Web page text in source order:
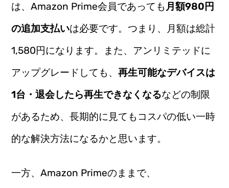
は、Amazon Prime会員であっても 月額980円
の追加支払いは必要です。つまり、月額は総計
1,580円になります。また、アンリミテッドに
アップグレードしても、再生可能なデバイスは
1台・退会したら再生できなくなるなどの制限
があるため、長期的に見てもコスパの低い一時
的な解決方法になるかと思います。
一方、Amazon Primeのままで、